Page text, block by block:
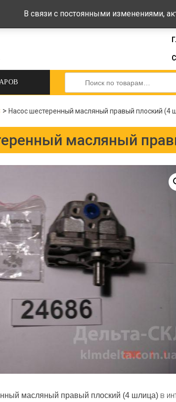
+38 (097) 434-44-33
Искать:
> Насос шестеренный масляный правый плоский (4
масляный
масляный правый плоский (4 шлица) в
В связи с постоянными изменениями,